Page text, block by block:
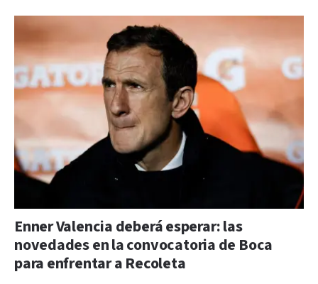
Enner Valencia deberá esperar: las
novedades en la convocatoria de Boca
para enfrentar a Recoleta